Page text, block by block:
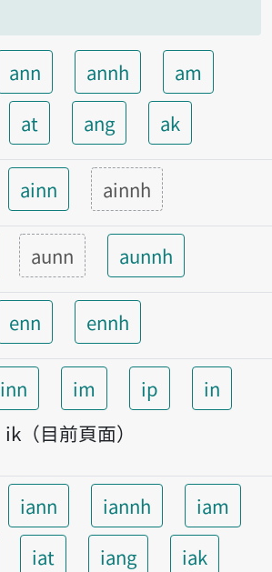
ann annh
am
at ang ak
ainn ainnh
aunn aunnh
enn ennh
inn im ip
in
ik（目前頁面）
iann iannh
iam
iat iang iak